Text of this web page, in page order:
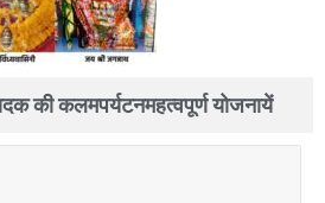
की कलमपर्यटनमहत्वपूर्ण योजनायें